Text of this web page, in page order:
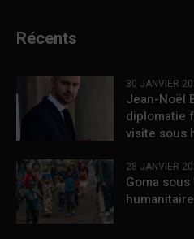
Récents
30 JANVIER
Jean-Noël
diplomatie
visite sous
28 JANVIER
Goma